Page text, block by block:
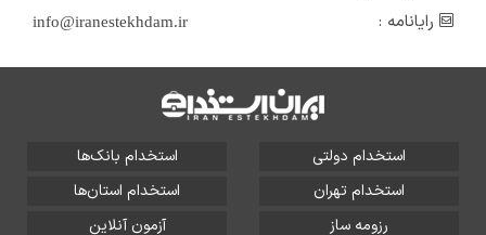
رایانامه :
info@iranestekhdam.ir
استخدام دولتی
استخدام بانک‌ها
استخدام تهران
استخدام استان‌ها
رزومه ساز
آزمون آنلاین